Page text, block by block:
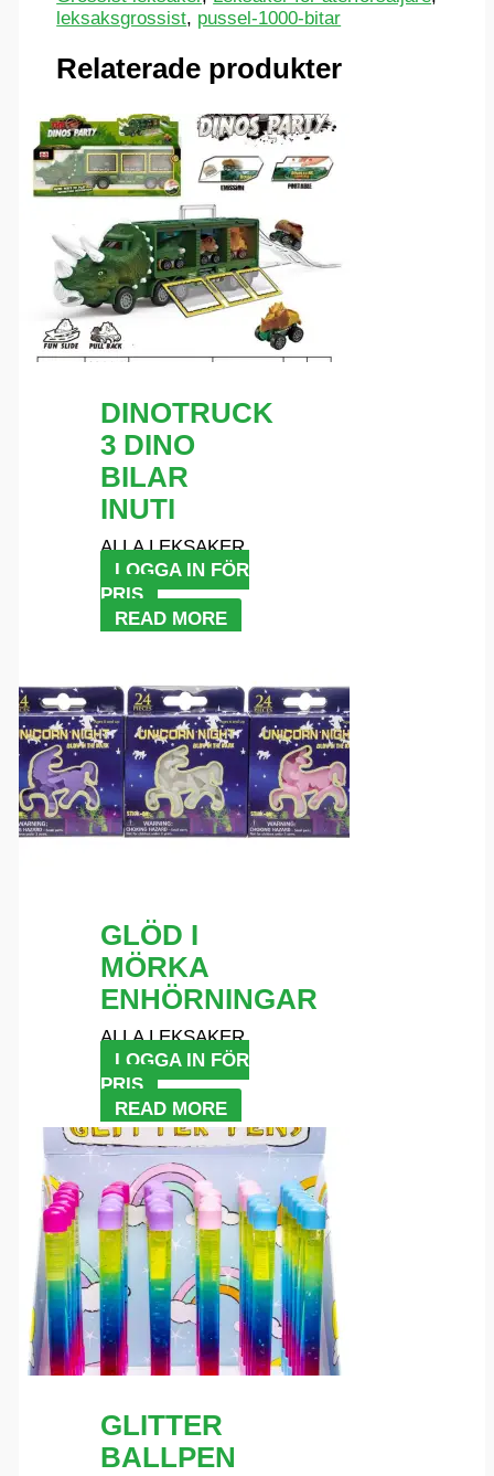
leksaksgrossist, pussel-1000-bitar
Relaterade produkter
DINOTRUCK
3 DINO
BILAR
INUTI
ALLA LEKSAKER
LOGGA IN FÖR
PRIS
READ MORE
GLÖD I
MÖRKA
ENHÖRNINGAR
ALLA LEKSAKER
LOGGA IN FÖR
PRIS
READ MORE
GLITTER
BALLPEN